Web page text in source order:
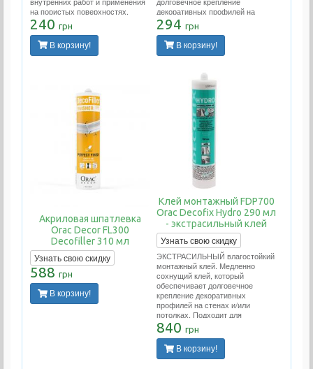
на пористых поверхностях.
Расход тюбика 12 метров
погонных.
240 грн
В корзину!
декоративных профилей на
стенах и/или потолках. Подходит
для проведения внутренних
работ и применения на пористых
поверхностях. Расход тюбика 12
294 грн
В корзину!
Акриловая шпатлевка
Orac Decor FL300
Decofiller 310 мл
Узнать свою скидку
588 грн
В корзину!
Клей монтажный FDP700
Orac Decofix Hydro 290 мл
- экстрасильный клей
Узнать свою скидку
ЭКСТРАСИЛЬНЫЙ влагостойкий
монтажный клей. Медленно
сохнущий клей, который
обеспечивает долговечное
крепление декоративных
профилей на стенах и/или
потолках. Подходит для
проведения внутренних работ и
применения на пористых
поверхностях. Применяется во
влажных помещениях (ванных.
840 грн
В корзину!